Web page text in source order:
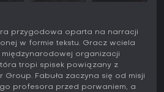
przygodowa oparta na narracji
w formie tekstu. Gracz wciela
międzynarodowej organizacji
tropi spisek powiązany z
Fabuła zaczyna się od misji
profesora przed porwaniem, a